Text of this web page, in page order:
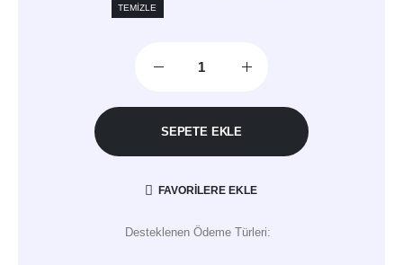
TEMIZLE
SEPETE EKLE
FAVORILERE EKLE
Desteklenen Ödeme Türleri: